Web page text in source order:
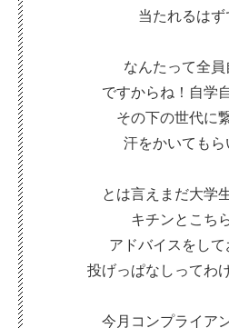
当たれるはず
なんたって全員
ですからね！自学
その下の世代に
汗をかいてもら
とは言えまだ大学
キチンとこち
アドバイスをして
投げっぱなしってわ
今月コンプライア